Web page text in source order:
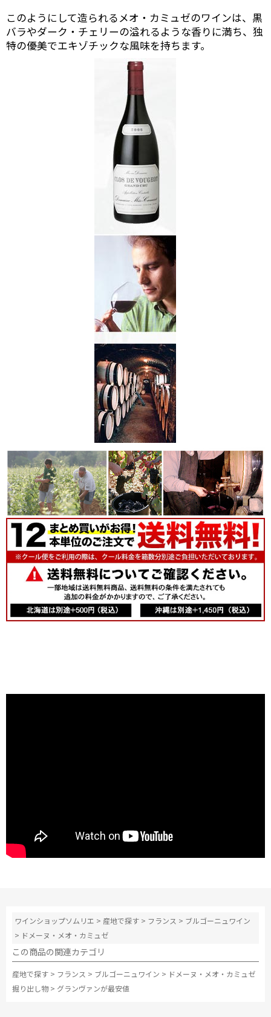
このようにして造られるメオ・カミュゼのワインは、黒
バラやダーク・チェリーの溢れるような香りに満ち、独
特の優美でエキゾチックな風味を持ちます。
ワインショップソムリエ > 産地で探す > フランス > ブルゴーニュワイン
> ドメーヌ・メオ・カミュゼ
この商品の関連カテゴリ
産地で探す > フランス > ブルゴーニュワイン > ドメーヌ・メオ・カミュゼ
掘り出し物 > グランヴァンが最安値